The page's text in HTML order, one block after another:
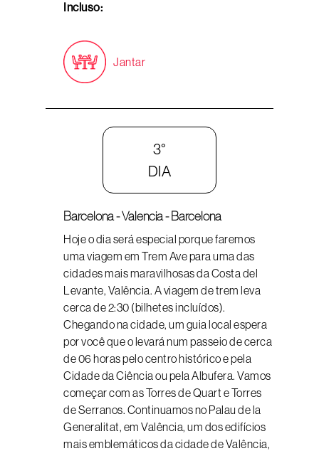
Incluso:
Jantar
3°
DIA
Barcelona - Valencia - Barcelona
Hoje o dia será especial porque faremos
uma viagem em Trem Ave para uma das
cidades mais maravilhosas da Costa del
Levante, Valência. A viagem de trem leva
cerca de 2:30 (bilhetes incluídos).
Chegando na cidade, um guia local espera
por você que o levará num passeio de cerca
de 06 horas pelo centro histórico e pela
Cidade da Ciência ou pela Albufera. Vamos
começar com as Torres de Quart e Torres
de Serranos. Continuamos no Palau de la
Generalitat, em Valência, um dos edifícios
mais emblemáticos da cidade de Valência,